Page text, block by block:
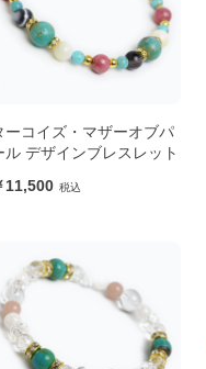
ーコイズ・マザーオブパ
ル デザインブレスレット
11,500